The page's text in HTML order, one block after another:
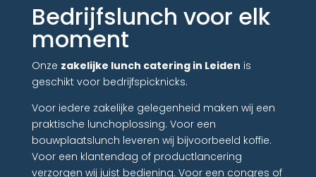
Bedrijfslunch voor elk
moment
Onze zakelijke lunch catering in Leiden is
geschikt voor bedrijfspicknicks.
Voor iedere zakelijke gelegenheid maken wij een
praktische lunchoplossing. Voor een
bouwplaatslunch leveren wij bijvoorbeeld koffie.
Voor een klantendag of productlancering
verzorgen wij juist bediening. Voor een congres of